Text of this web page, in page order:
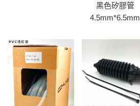
黑色矽膠管
4.5mm*6.5mm